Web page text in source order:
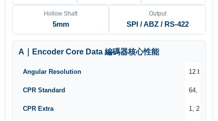
Hollow Shaft
5mm
Output
SPI / ABZ / RS-422
A｜Encoder Core Data 編碼器核心性能
Angular Resolution 12 bits
CPR Standard 64, 128,
CPR Extra 1, 2, 4, 8,